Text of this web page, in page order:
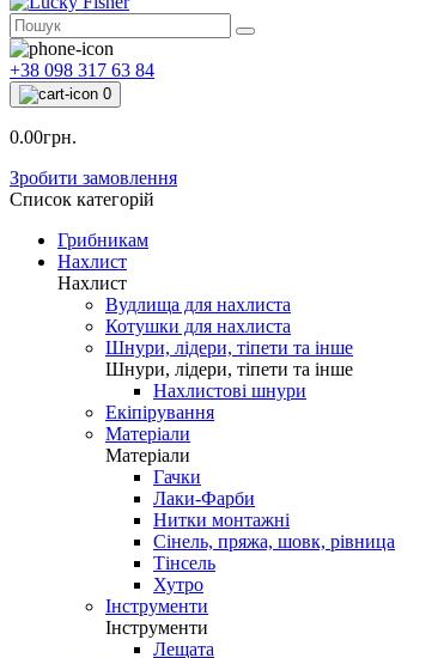
+38 098 317 63 84
0
0.00грн.
Зробити замовлення
Список категорій
Грибникам
Нахлист
Нахлист
Вудлища для нахлиста
Котушки для нахлиста
Шнури, лідери, тіпети та інше
Шнури, лідери, тіпети та інше
Нахлистові шнури
Екіпірування
Матеріали
Матеріали
Гачки
Лаки-Фарби
Нитки монтажні
Сінель, пряжа, шовк, рівница
Тінсель
Хутро
Інструменти
Інструменти
Лещата